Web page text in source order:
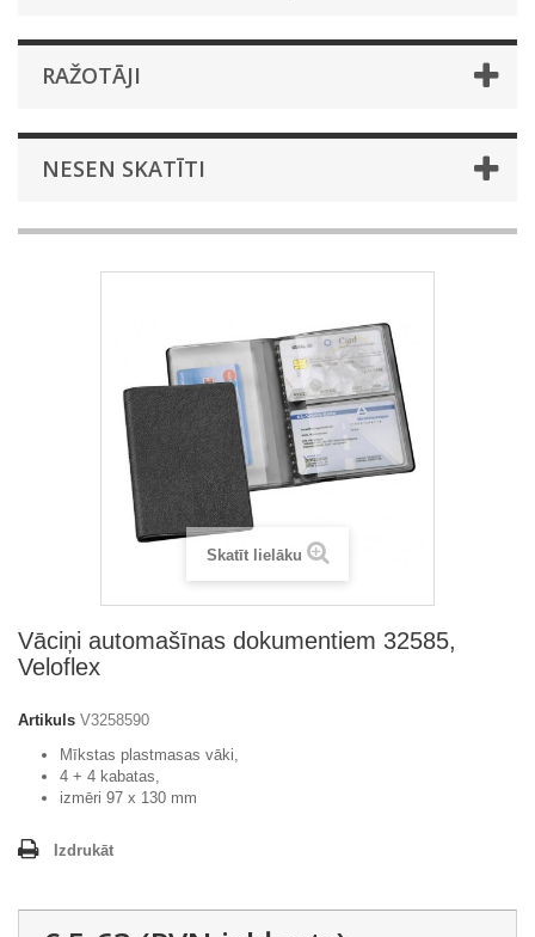
RAŽOTĀJI
NESEN SKATĪTI
Skatīt lielāku
Vāciņi automašīnas dokumentiem 32585,
Veloflex
Artikuls V3258590
Mīkstas plastmasas vāki,
4 + 4 kabatas,
izmēri 97 x 130 mm
Izdrukāt